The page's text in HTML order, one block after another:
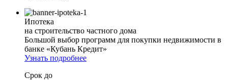
Ипотека
на строительство частного дома
Большой выбор программ для покупки недвижимости в
банке «Кубань Кредит»
Узнать подробнее
Срок до